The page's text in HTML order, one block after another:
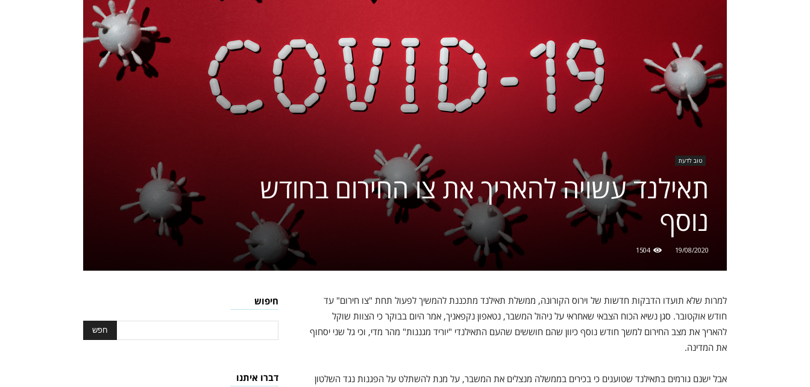
טוב לדעת
תאילנד עשויה להאריך את צו החירום בחודש
נוסף
19/08/2020
1504
למרות שלא תועדו הדבקות חדשות של וירוס הקורונה, ממשלת תאילנד מתכננת להמשיך לפעול תחת "צו חירום" עד
חודש אוקטובר. סגן נשיא הכוח הצבאי שאחראי על ניהול המשבר, נטאפון נקפאניך, אמר היום בבוקר כי הצוות שוקל
להאריך את מצב החירום למשך חודש נוסף כיוון שהם חוששים שהעם התאילנדי "יוריד מגננות" מהר מדי, וכי גל שני יסחוף
את המדינה.
אבל ישנם גורמים בתאילנד שטוענים כי בכירים בממשלה מנצלים את המשבר, על מנת להשתלט על הפגנות נגד השלטון
חיפוש
דברו איתנו